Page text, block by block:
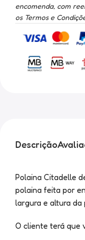
encomenda, com
os Termos e
Descrição
Polaina Citadelle
polaina feita por
largura e altura da
O cliente terá que